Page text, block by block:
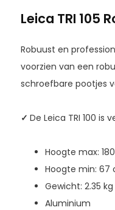
Leica TRI 105
Robuust en
voorzien van een
schroefbare pootjes
✓ De Leica TRI 100
Hoogte max:
Hoogte min: 67
Gewicht: 2.35 kg
Aluminium